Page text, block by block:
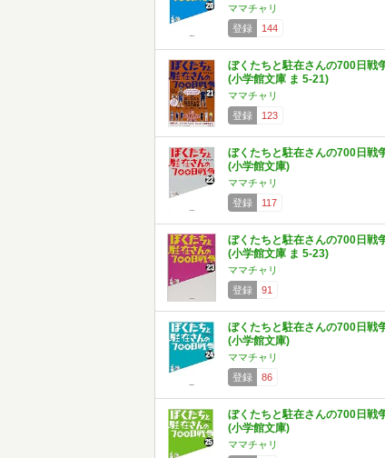
ママチャリ
登録
144
ぼくたちと駐在さんの700日戦
(小学館文庫 ま 5-21)
ママチャリ
登録
123
ぼくたちと駐在さんの700日戦
(小学館文庫)
ママチャリ
登録
117
ぼくたちと駐在さんの700日戦
(小学館文庫 ま 5-23)
ママチャリ
登録
91
ぼくたちと駐在さんの700日戦
(小学館文庫)
ママチャリ
登録
86
ぼくたちと駐在さんの700日戦
(小学館文庫)
ママチャリ